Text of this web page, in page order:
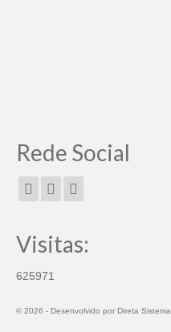
Rede Social
Visitas:
625971
© 2026 - Desenvolvido por Direta